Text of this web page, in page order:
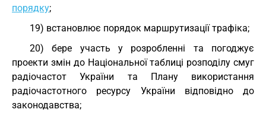
порядку;
19) встановлює порядок маршрутизації трафіка;
20) бере участь у розробленні та погоджує
проекти змін до Національної таблиці розподілу смуг
радіочастот України та Плану використання
радіочастотного ресурсу України відповідно до
законодавства;